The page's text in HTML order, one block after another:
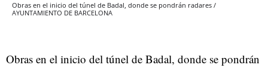
Obras en el inicio del túnel de Badal, donde se pondrán radares /
AYUNTAMIENTO DE BARCELONA
Obras en el inicio del túnel de Badal, donde se pondrán